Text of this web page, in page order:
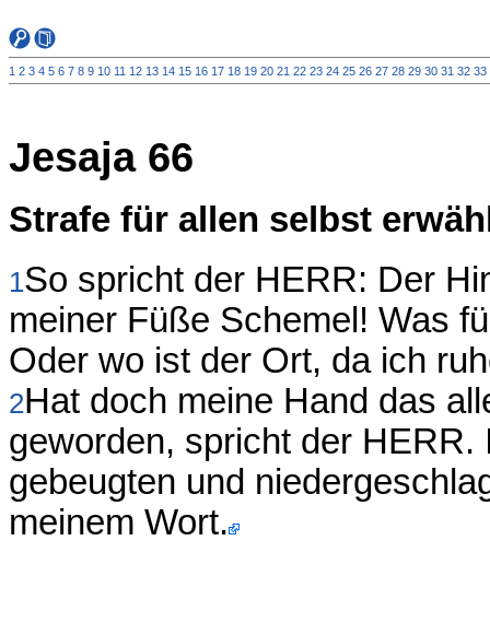
1 2 3 4 5 6 7 8 9 10 11 12 13 14 15 16 17 18 19 20 21 22 23 24 25 26 27 28 29 30 31 32 33
Jesaja 66
Strafe für allen selbst
1So spricht der HERR: Der
meiner Füße Schemel! Was
Oder wo ist der Ort, da ich
2Hat doch meine Hand das
geworden, spricht der
gebeugten und
meinem Wort.